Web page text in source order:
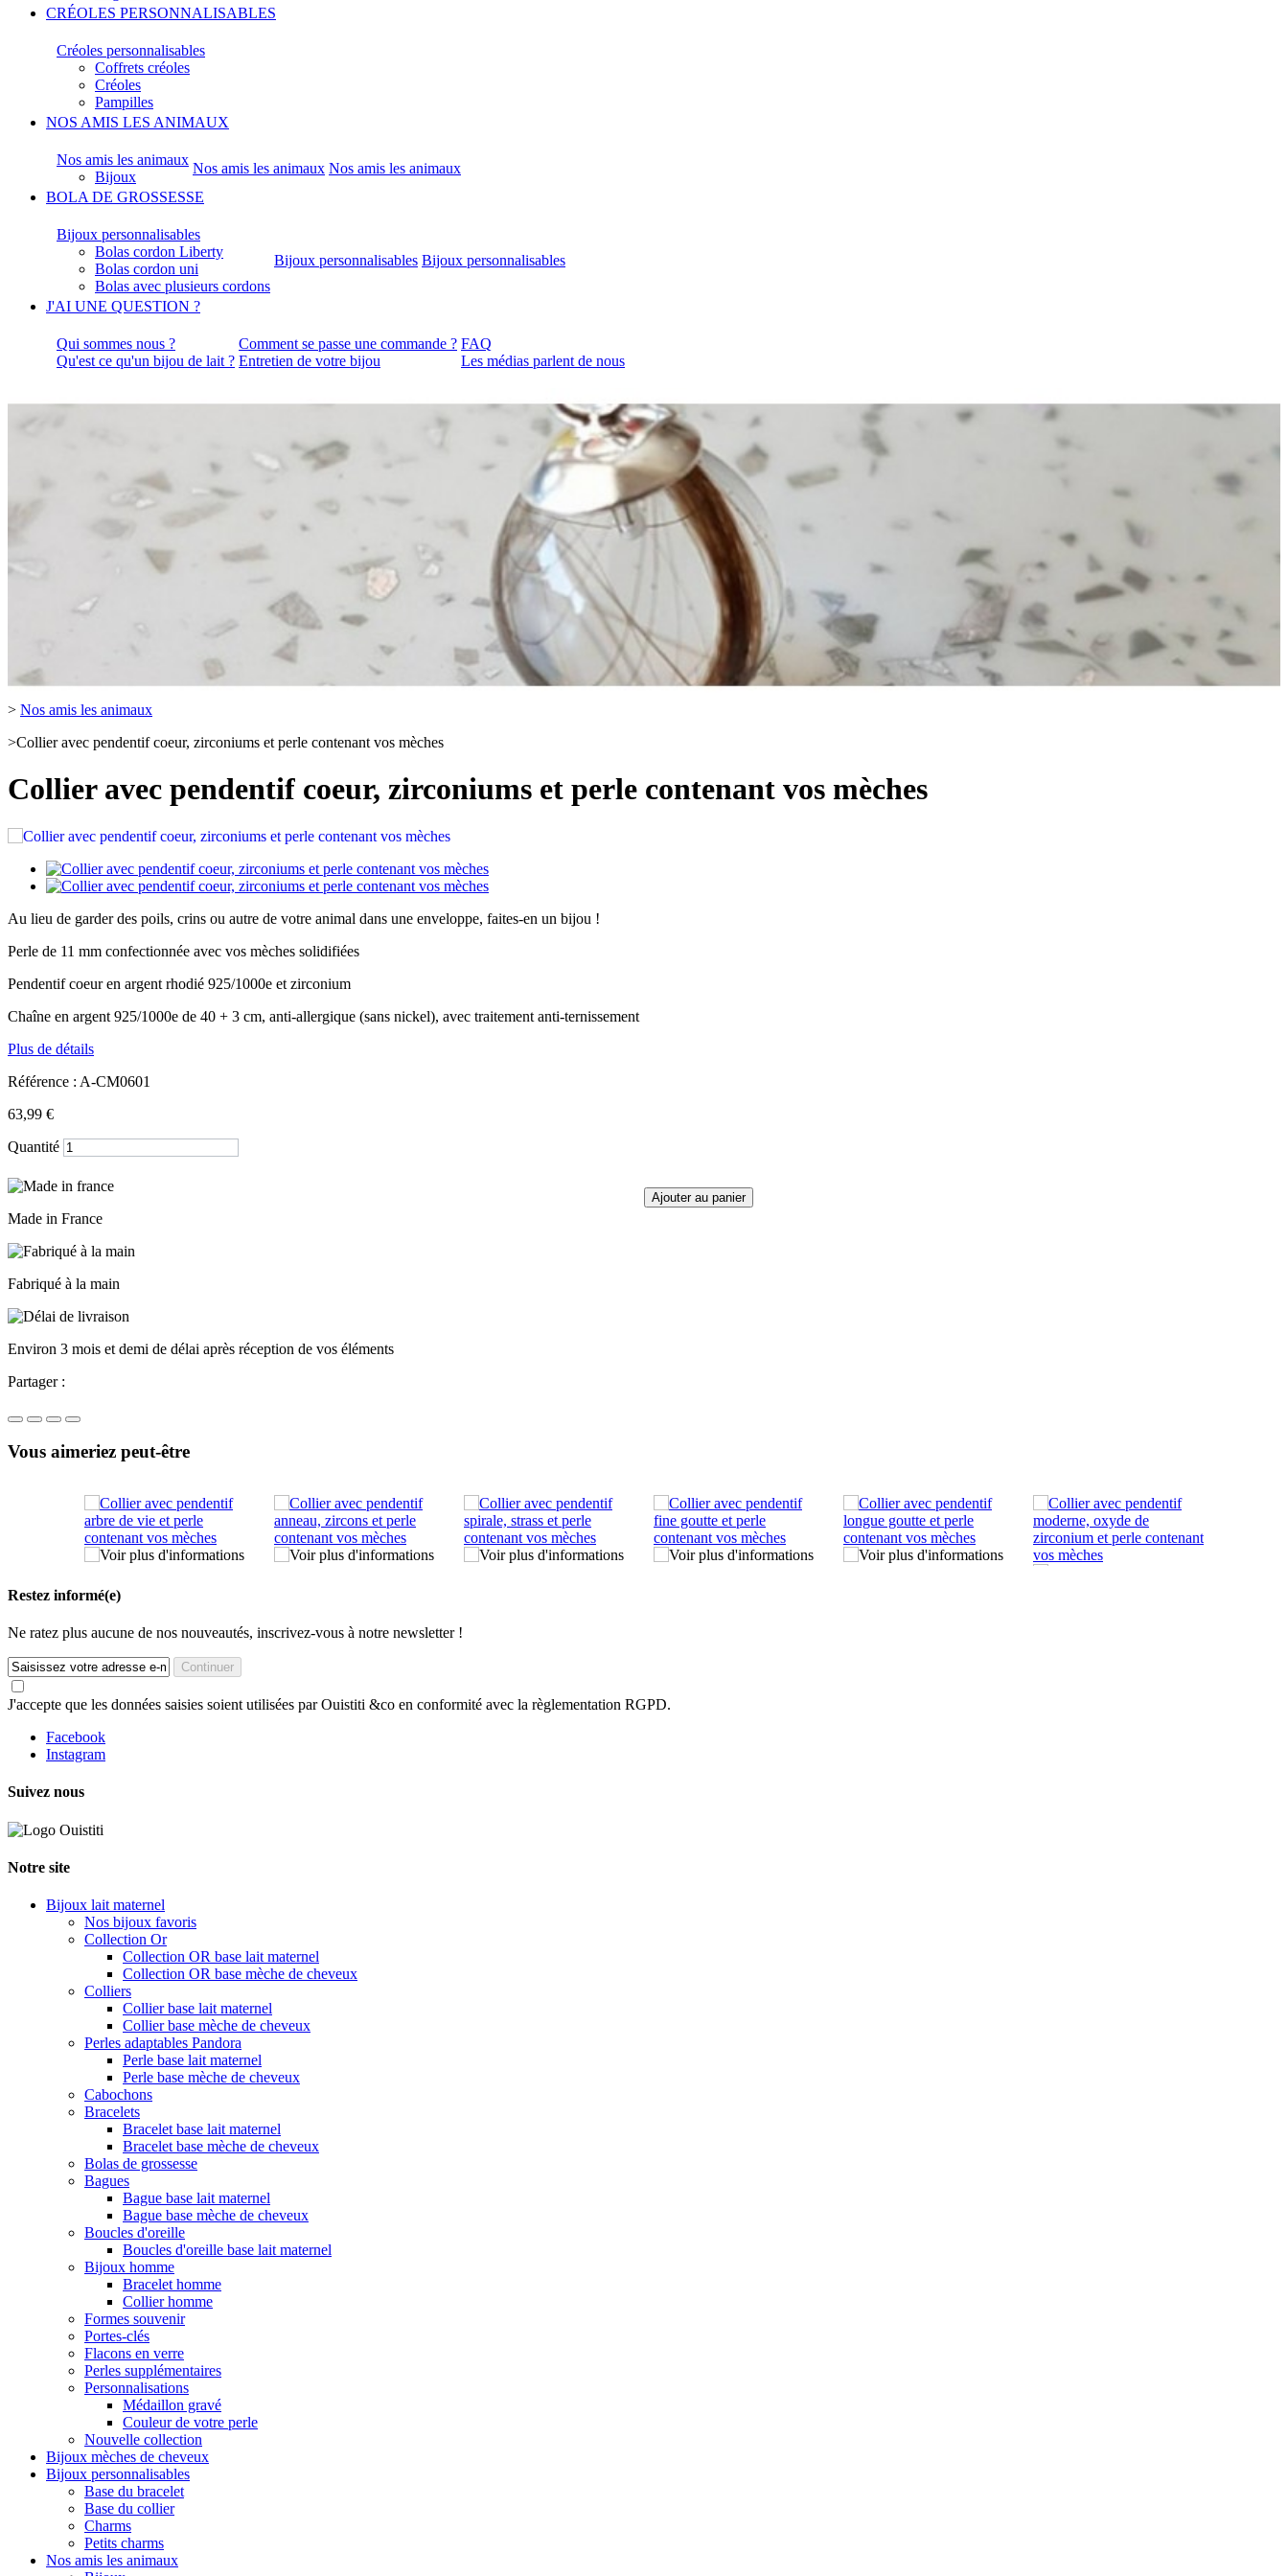
CRÉOLES PERSONNALISABLES
Créoles personnalisables
Coffrets créoles
Créoles
Pampilles
NOS AMIS LES ANIMAUX
Nos amis les animaux
Bijoux
Nos amis les animaux Nos amis les animaux
BOLA DE GROSSESSE
Bijoux personnalisables
Bolas cordon Liberty
Bolas cordon uni
Bolas avec plusieurs cordons
Bijoux personnalisables Bijoux personnalisables
J'AI UNE QUESTION ?
Qui sommes nous ?
Qu'est ce qu'un bijou de lait ?
Comment se passe une commande ?
Entretien de votre bijou
FAQ
Les médias parlent de nous
> Nos amis les animaux
>Collier avec pendentif coeur, zirconiums et perle contenant vos mèches
Collier avec pendentif coeur, zirconiums et perle contenant vos mèches
Au lieu de garder des poils, crins ou autre de votre animal dans une enveloppe, faites-en un bijou !
Perle de 11 mm confectionnée avec vos mèches solidifiées
Pendentif coeur en argent rhodié 925/1000e et zirconium
Chaîne en argent 925/1000e de 40 + 3 cm, anti-allergique (sans nickel), avec traitement anti-ternissement
Plus de détails
Référence : A-CM0601
63,99 €
Quantité
Ajouter au panier
Made in France
Fabriqué à la main
Environ 3 mois et demi de délai après réception de vos éléments
Partager :
Vous aimeriez peut-être
Restez informé(e)
Ne ratez plus aucune de nos nouveautés, inscrivez-vous à notre newsletter !
Continuer
J'accepte que les données saisies soient utilisées par Ouistiti &co en conformité avec la règlementation RGPD.
Facebook
Instagram
Suivez nous
Notre site
Bijoux lait maternel
Nos bijoux favoris
Collection Or
Collection OR base lait maternel
Collection OR base mèche de cheveux
Colliers
Collier base lait maternel
Collier base mèche de cheveux
Perles adaptables Pandora
Perle base lait maternel
Perle base mèche de cheveux
Cabochons
Bracelets
Bracelet base lait maternel
Bracelet base mèche de cheveux
Bolas de grossesse
Bagues
Bague base lait maternel
Bague base mèche de cheveux
Boucles d'oreille
Boucles d'oreille base lait maternel
Bijoux homme
Bracelet homme
Collier homme
Formes souvenir
Portes-clés
Flacons en verre
Perles supplémentaires
Personnalisations
Médaillon gravé
Couleur de votre perle
Nouvelle collection
Bijoux mèches de cheveux
Bijoux personnalisables
Base du bracelet
Base du collier
Charms
Petits charms
Nos amis les animaux